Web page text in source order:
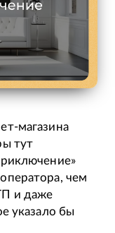
магазина
тут
чем
и даже
указало бы